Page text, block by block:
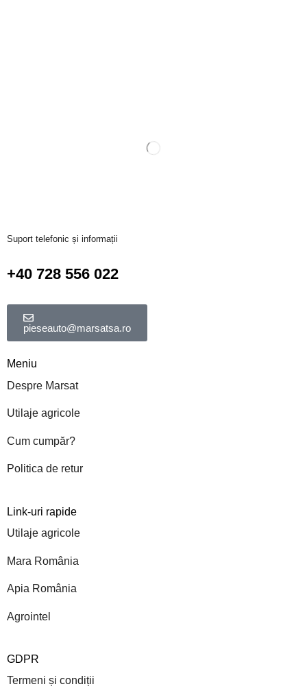
Suport telefonic și informații
+40 728 556 022
pieseauto@marsatsa.ro
Meniu
Despre Marsat
Utilaje agricole
Cum cumpăr?
Politica de retur
Link-uri rapide
Utilaje agricole
Mara România
Apia România
Agrointel
GDPR
Termeni și condiții